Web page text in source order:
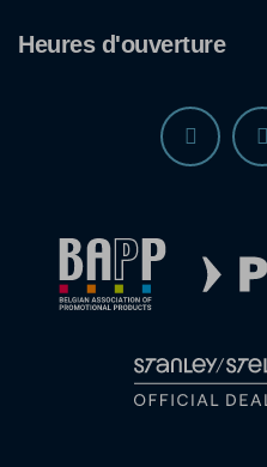
Heures d'ouverture